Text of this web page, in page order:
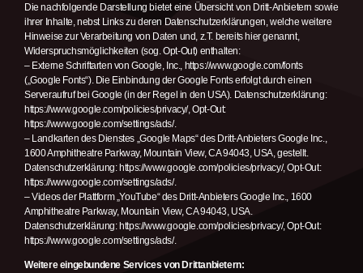
Die nachfolgende Darstellung bietet eine Übersicht von Dritt-Anbietern sowie
ihrer Inhalte, nebst Links zu deren Datenschutzerklärungen, welche weitere
Hinweise zur Verarbeitung von Daten und, z.T. bereits hier genannt,
Widerspruchsmöglichkeiten (sog. Opt-Out) enthalten:
– Externe Schriftarten von Google, Inc., https://www.google.com/fonts
(„Google Fonts“). Die Einbindung der Google Fonts erfolgt durch einen
Serveraufruf bei Google (in der Regel in den USA). Datenschutzerklärung:
https://www.google.com/policies/privacy/, Opt-Out:
https://www.google.com/settings/ads/.
– Landkarten des Dienstes „Google Maps“ des Dritt-Anbieters Google Inc.,
1600 Amphitheatre Parkway, Mountain View, CA 94043, USA, gestellt.
Datenschutzerklärung: https://www.google.com/policies/privacy/, Opt-Out:
https://www.google.com/settings/ads/.
– Videos der Plattform „YouTube“ des Dritt-Anbieters Google Inc., 1600
Amphitheatre Parkway, Mountain View, CA 94043, USA.
Datenschutzerklärung: https://www.google.com/policies/privacy/, Opt-Out:
https://www.google.com/settings/ads/.
Weitere eingebundene Services von Drittanbietern: